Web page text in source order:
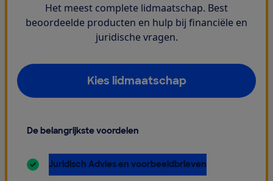
Het meest complete lidmaatschap. Best
beoordeelde producten en hulp bij financiële en
juridische vragen.
Kies lidmaatschap
De belangrijkste voordelen
inbegrepen:
Juridisch Advies en voorbeeldbrieven